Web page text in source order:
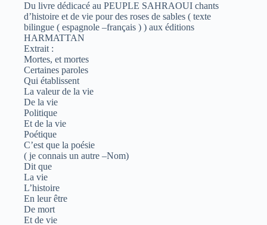
Du livre dédicacé au PEUPLE SAHRAOUI chants
d’histoire et de vie pour des roses de sables ( texte
bilingue ( espagnole –français ) ) aux éditions
HARMATTAN
Extrait :
Mortes, et mortes
Certaines paroles
Qui établissent
La valeur de la vie
De la vie
Politique
Et de la vie
Poétique
C’est que la poésie
( je connais un autre –Nom)
Dit que
La vie
L’histoire
En leur être
De mort
Et de vie